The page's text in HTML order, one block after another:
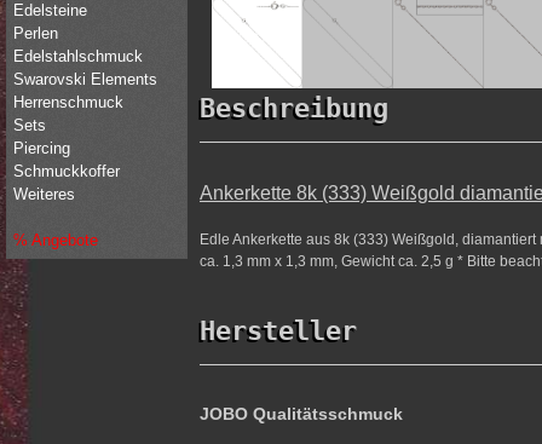
Beschreibung
Ankerkette 8k (333) Weißgold
Edle Ankerkette aus 8k (333) Weißgold,
ca. 1,3 mm x 1,3 mm, Gewicht ca. 2,5 g * Bitte
Hersteller
JOBO Qualitätsschmuck
Edelsteine
Perlen
Edelstahlschmuck
Swarovski Elements
Herrenschmuck
Sets
Piercing
Schmuckkoffer
Weiteres
% Angebote